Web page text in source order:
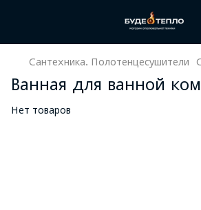
Сантехника. Полотенцесушители
Ванная для ванной
Нет товаров